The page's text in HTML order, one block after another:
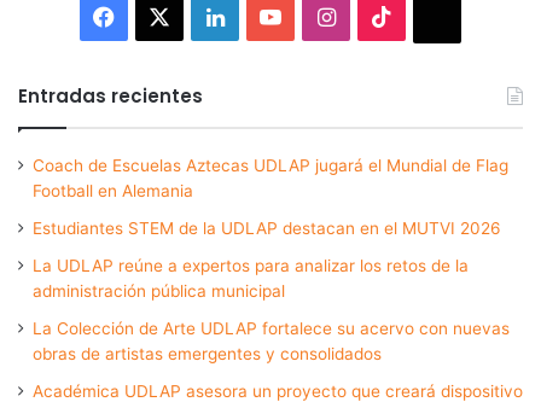
Facebook LinkedInYouTubeInstagram
Entradas recientes
Coach de Escuelas Aztecas UDLAP jugará el Mundial de Flag
Football en Alemania
Estudiantes STEM de la UDLAP destacan en el MUTVI 2026
La UDLAP reúne a expertos para analizar los retos de la
administración pública municipal
La Colección de Arte UDLAP fortalece su acervo con nuevas
obras de artistas emergentes y consolidados
Académica UDLAP asesora un proyecto que creará dispositivo